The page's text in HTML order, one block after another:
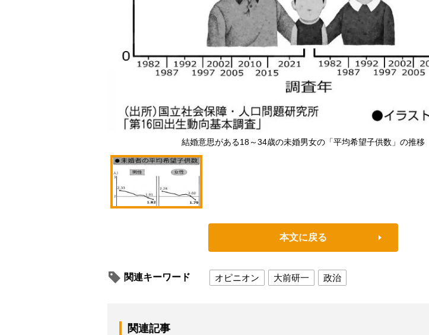
結婚意思がある18～34歳の未婚男女の「平均希望子供数」の推移
本文に戻る
関連キーワード オピニオン 大前研一 政治
関連記事